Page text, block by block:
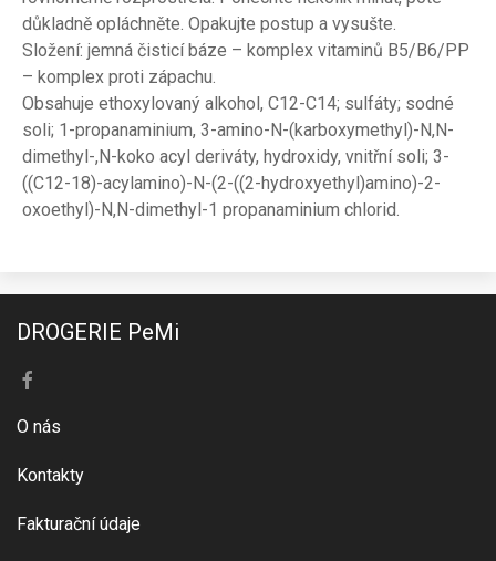
důkladně opláchněte. Opakujte postup a vysušte.
Složení: jemná čisticí báze – komplex vitaminů B5/B6/PP
– komplex proti zápachu.
Obsahuje ethoxylovaný alkohol, C12-C14; sulfáty; sodné
soli; 1-propanaminium, 3-amino-N-(karboxymethyl)-N,N-
dimethyl-,N-koko acyl deriváty, hydroxidy, vnitřní soli; 3-
((C12-18)-acylamino)-N-(2-((2-hydroxyethyl)amino)-2-
oxoethyl)-N,N-dimethyl-1 propanaminium chlorid.
DROGERIE PeMi
O nás
Kontakty
Fakturační údaje